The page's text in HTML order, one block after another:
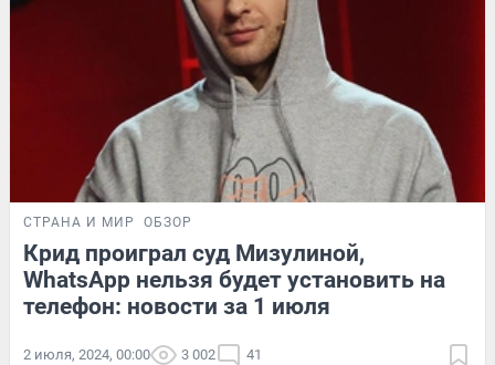
СТРАНА И МИР ОБЗОР
Крид проиграл суд Мизулиной,
WhatsApp нельзя будет установить на
телефон: новости за 1 июля
2 июля, 2024, 00:00 3 002 41